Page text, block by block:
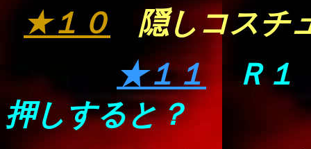
★１０
隠しコスチ
★１１
Ｒ１
押しすると？